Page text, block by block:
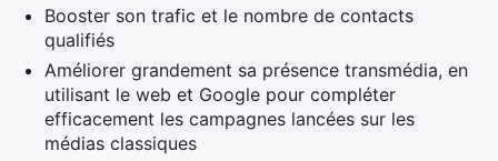
Booster son trafic et le nombre de contacts
qualifiés
Améliorer grandement sa présence transmédia, en
utilisant le web et Google pour compléter
efficacement les campagnes lancées sur les
médias classiques